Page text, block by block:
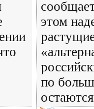
этом
по